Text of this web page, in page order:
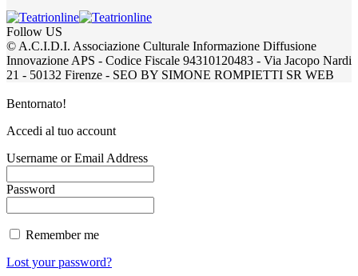
Follow US
© A.C.I.D.I. Associazione Culturale Informazione Diffusione
Innovazione APS - Codice Fiscale 94310120483 - Via Jacopo Nardi
21 - 50132 Firenze - SEO BY SIMONE ROMPIETTI SR WEB
Bentornato!
Accedi al tuo account
Username or Email Address
Password
Remember me
Lost your password?